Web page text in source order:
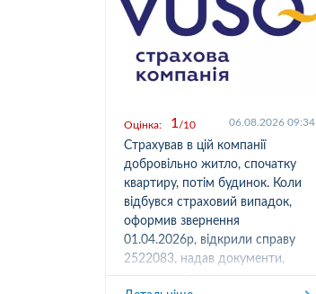
Оцінка: 1 10 06.08.2026 09:34
Страхував в цій компанії
добровільно житло, спочатку
квартиру, потім будинок. Коли
відбувся страховий випадок,
оформив звернення
01.04.2026р, відкрили справу
2522083, надав документи,
отримав підтвердження